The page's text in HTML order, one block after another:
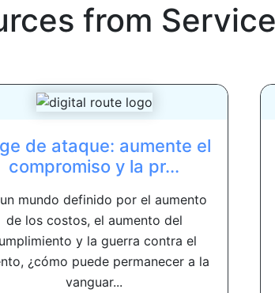
from
de ataque: aumente el
compromiso y la pr...
mundo definido por el aumento
de los costos, el aumento del
y la guerra contra el
¿cómo puede permanecer a la
vanguar...